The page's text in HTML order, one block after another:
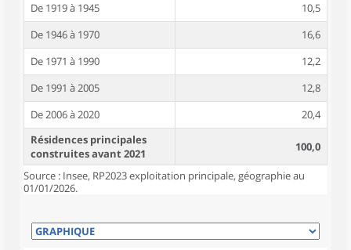
De 1919 à 1945
10,5
De 1946 à 1970
16,6
De 1971 à 1990
12,2
De 1991 à 2005
12,8
De 2006 à 2020
20,4
Résidences principales
construites avant 2021
100,0
Source : Insee, RP2023 exploitation principale, géographie au
01/01/2026.